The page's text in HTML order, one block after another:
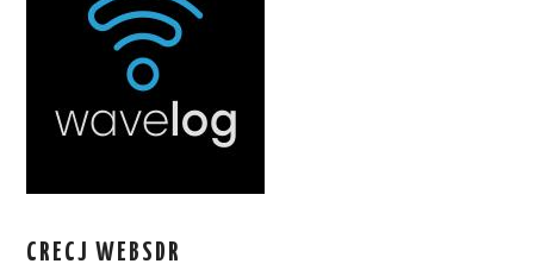
CRECJ WEBSDR